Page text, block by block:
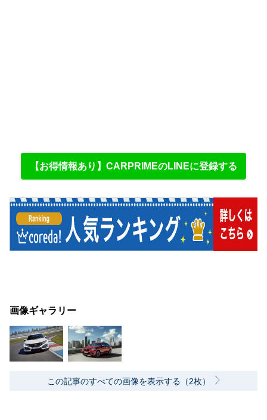
【お得情報あり】CARPRIMEのLINEに登録する
画像ギャラリー
この記事のすべての画像を表示する（2枚）